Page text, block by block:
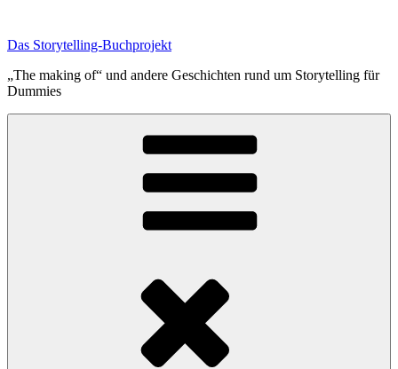
springen
Das Storytelling-Buchprojekt
„The making of“ und andere Geschichten rund um Storytelling für
Dummies